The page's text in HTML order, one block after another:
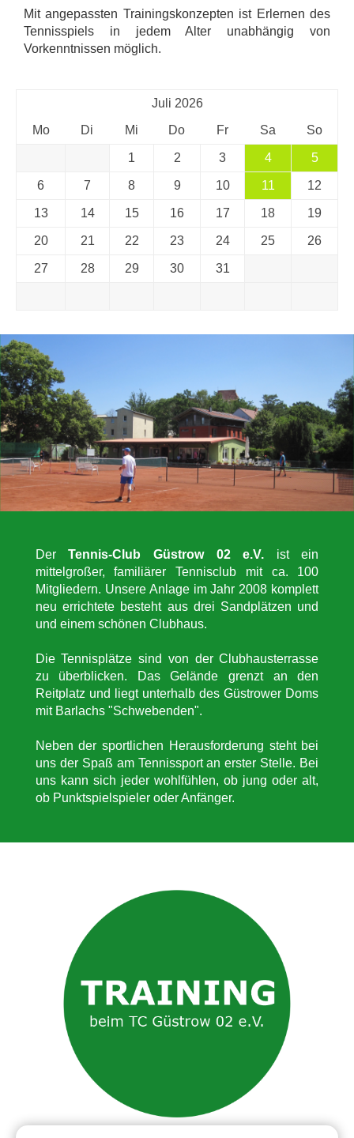
Mit angepassten Trainingskonzepten ist Erlernen des
Tennisspiels in jedem Alter unabhängig von
Vorkenntnissen möglich.
Juli 2026
Mo
Di Mi Do Fr Sa So
1 2 3 4 5
6 7 8 9 10 11 12
13 14 15 16 17 18 19
20 21 22 23 24 25 26
27 28 29 30 31
DerTennis-Club Güstrow 02 e.V. ist ein
mittelgroßer, familiärer Tennisclub mit ca. 100
Mitgliedern. Unsere Anlage im Jahr 2008 komplett
neu errichtete besteht aus drei Sandplätzen und
und einem schönen Clubhaus.
Die Tennisplätze sind von der Clubhausterrasse
zu überblicken. Das Gelände grenzt an den
Reitplatz und liegt unterhalb des Güstrower Doms
mit Barlachs "Schwebenden".
Neben der sportlichen Herausforderung steht bei
uns der Spaß am Tennissport an erster Stelle. Bei
uns kann sich jeder wohlfühlen, ob jung oder alt,
ob Punktspielspieler oder Anfänger.